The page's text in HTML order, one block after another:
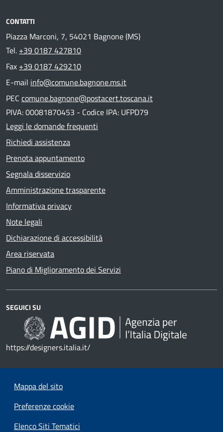
CONTATTI
Piazza Marconi, 7, 54021 Bagnone (MS)
Tel. +39 0187 427810
Fax +39 0187 429210
E-mail info@comune.bagnone.ms.it
PEC comune.bagnone@postacert.toscana.it
PIVA: 00081870453 - Codice IPA: UFPD79
Leggi le domande frequenti
Richiedi assistenza
Prenota appuntamento
Segnala disservizio
Amministrazione trasparente
Informativa privacy
Note legali
Dichiarazione di accessibilità
Area riservata
Piano di Miglioramento dei Servizi
SEGUICI SU
https://designers.italia.it/
Mappa del sito
Preferenze cookie
Elenco Siti Tematici